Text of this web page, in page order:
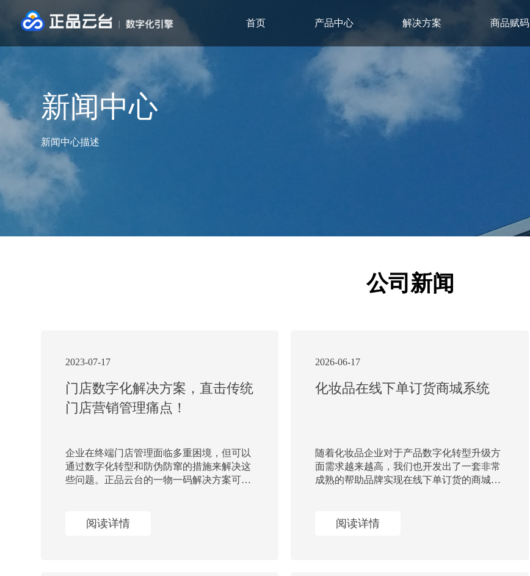
首页 产品中心 解决方案 商品赋码
新闻中心
新闻中心描述
公司新闻
2023-07-17
门店数字化解决方案，直击传统
门店营销管理痛点！
企业在终端门店管理面临多重困境，但可以
通过数字化转型和防伪防窜的措施来解决这
些问题。正品云台的一物一码解决方案可以
阅读详情
2026-06-17
化妆品在线下单订货商城系统
随着化妆品企业对于产品数字化转型升级方
面需求越来越高，我们也开发出了一套非常
成熟的帮助品牌实现在线下单订货的商城系
阅读详情